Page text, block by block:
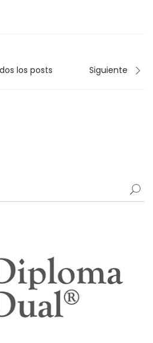
los posts Siguiente